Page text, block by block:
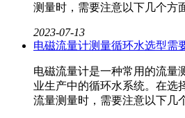
测量时，需要注意以下几个方
2023-07-13
电磁流量计测量循环水选型需
电磁流量计​是一种常用的流量
业生产中的循环水系统。在选
流量测量时，需要注意以下几